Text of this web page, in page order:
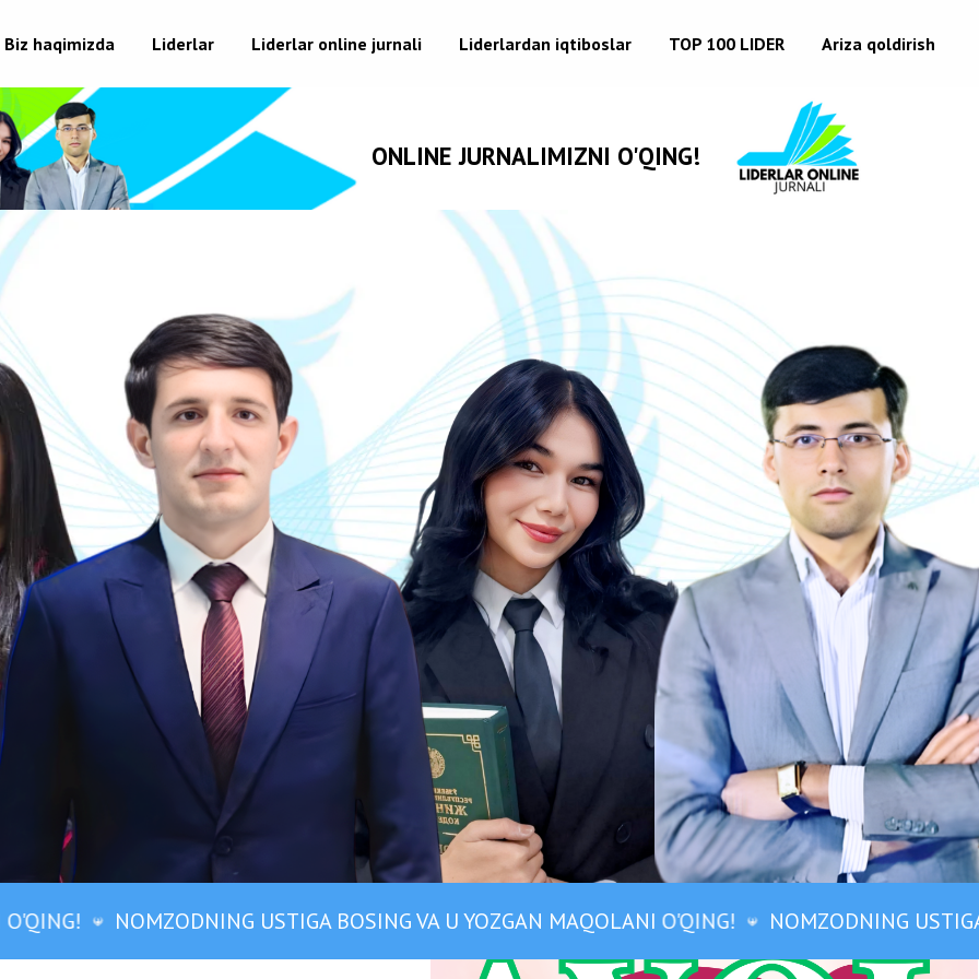
Biz haqimizda Liderlar Liderlar online jurnali Liderlardan iqtiboslar TOP 100 LIDER Ariza qoldirish
ONLINE JURNALIMIZNI O'QING!
USTIGA BOSING VA U YOZGAN MAQOLANI O'QING! NOMZODNING USTIGA BOSING
da, biroz televizor ko‘rib, keyin uxlashga
suvib yedi.